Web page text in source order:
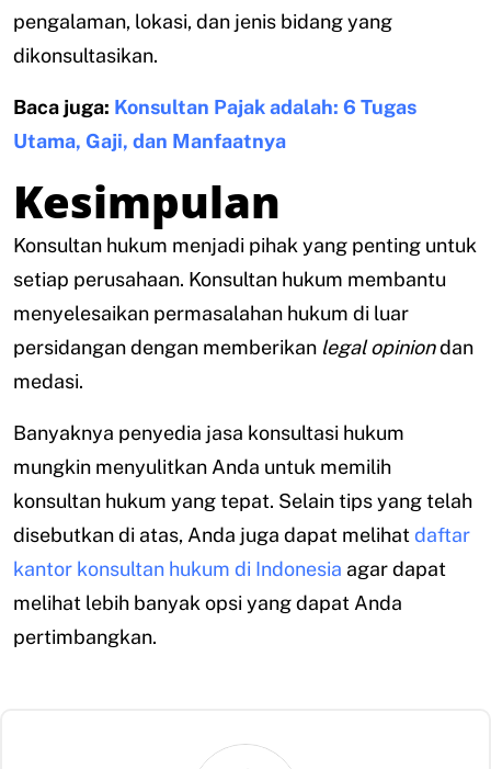
pengalaman, lokasi, dan jenis bidang yang
dikonsultasikan.
Baca juga: Konsultan Pajak adalah: 6 Tugas
Utama, Gaji, dan Manfaatnya
Kesimpulan
Konsultan hukum menjadi pihak yang penting untuk
setiap perusahaan. Konsultan hukum membantu
menyelesaikan permasalahan hukum di luar
persidangan dengan memberikan legal opiniondan
medasi.
Banyaknya penyedia jasa konsultasi hukum
mungkin menyulitkan Anda untuk memilih
konsultan hukum yang tepat. Selain tips yang telah
disebutkan di atas, Anda juga dapat melihatdaftar
kantor konsultan hukum di Indonesia agar dapat
melihat lebih banyak opsi yang dapat Anda
pertimbangkan.